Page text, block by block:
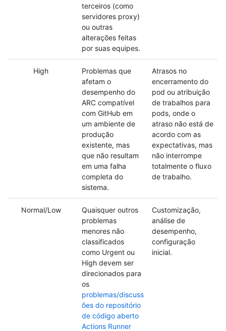
terceiros (como
servidores proxy)
ou outras
alterações feitas
por suas equipes.
High
Problemas que
afetam o
desempenho do
ARC compatível
com GitHub em
um ambiente de
produção
existente, mas
que não resultam
em uma falha
completa do
sistema.
Atrasos no
encerramento do
pod ou atribuição
de trabalhos para
pods, onde o
atraso não está de
acordo com as
expectativas, mas
não interrompe
totalmente o fluxo
de trabalho.
Normal/Low
Quaisquer outros
problemas
menores não
classificados
como Urgent ou
High devem ser
direcionados para
os
problemas/discuss
ões do repositório
de código aberto
Actions Runner
Customização,
análise de
desempenho,
configuração
inicial.